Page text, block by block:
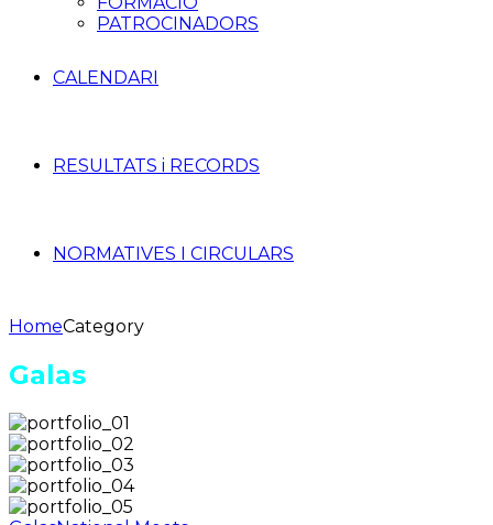
PATROCINADORS
CALENDARI
RESULTATS i RECORDS
NORMATIVES I CIRCULARS
HomeCategory
Galas